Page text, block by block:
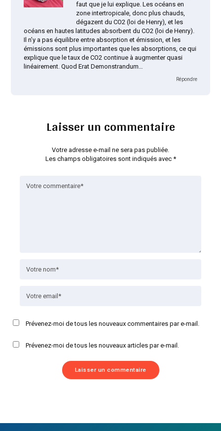
faut que je lui explique. Les océans en
zone intertropicale, donc plus chauds,
dégazent du CO2 (loi de Henry), et les
océans en hautes latitudes absorbent du CO2 (loi de Henry).
Il n’y a pas équilibre entre absorption et émission, et les
émissions sont plus importantes que les absorptions, ce qui
explique que le taux de CO2 continue à augmenter quasi
linéairement. Quod Erat Demonstrandum…
Répondre
Laisser un commentaire
Votre adresse e-mail ne sera pas publiée.
Les champs obligatoires sont indiqués avec *
Prévenez-moi de tous les nouveaux commentaires par e-mail.
Prévenez-moi de tous les nouveaux articles par e-mail.